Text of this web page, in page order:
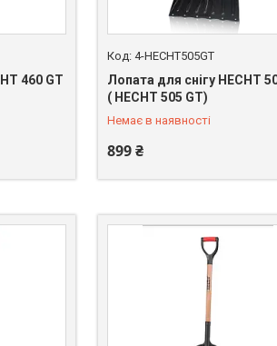
460 GT
4-HECHT505GT
Лопата для снігу HECHT
( HECHT 505 GT)
Немає в наявності
899 ₴
+380 (67) 669-92-15